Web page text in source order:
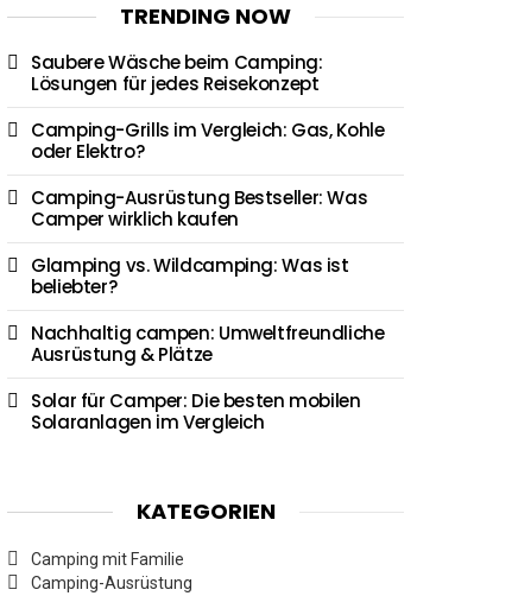
TRENDING NOW
Saubere Wäsche beim Camping:
Lösungen für jedes Reisekonzept
Camping-Grills im Vergleich: Gas, Kohle
oder Elektro?
Camping-Ausrüstung Bestseller: Was
Camper wirklich kaufen
Glamping vs. Wildcamping: Was ist
beliebter?
Nachhaltig campen: Umweltfreundliche
Ausrüstung & Plätze
Solar für Camper: Die besten mobilen
Solaranlagen im Vergleich
KATEGORIEN
Camping mit Familie
Camping-Ausrüstung